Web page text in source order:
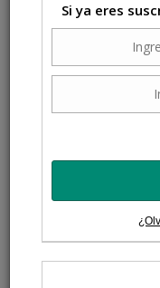
Si ya eres